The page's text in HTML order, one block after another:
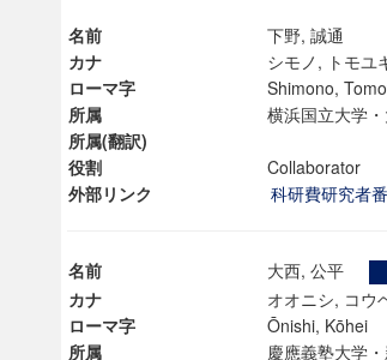
名前
下野, 誠通
カナ
シモノ, トモ
ローマ字
Shimono,
所属
横浜国立大学
所属(翻訳)
役割
Collaborator
外部リンク
科研費研究者
名前
大西, 公平
カナ
オオニシ, コ
ローマ字
Ōnishi, Kōhei
所属
慶應義塾大学